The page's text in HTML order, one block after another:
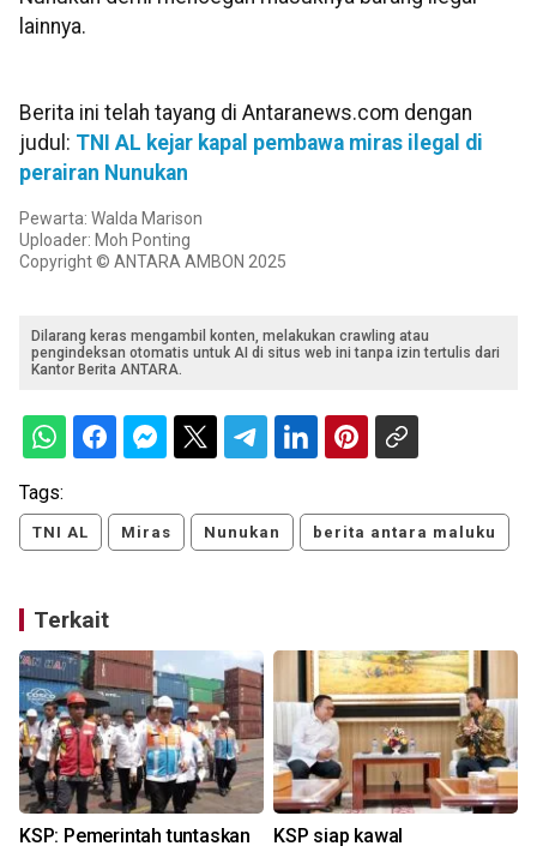
lainnya.
Berita ini telah tayang di Antaranews.com dengan
judul: TNI AL kejar kapal pembawa miras ilegal di
perairan Nunukan
Pewarta: Walda Marison
Uploader: Moh Ponting
Copyright © ANTARA AMBON 2025
Dilarang keras mengambil konten, melakukan crawling atau
pengindeksan otomatis untuk AI di situs web ini tanpa izin tertulis dari
Kantor Berita ANTARA.
Tags:
TNI AL Miras Nunukan berita antara maluku
Terkait
KSP: Pemerintah tuntaskan
KSP siap kawal